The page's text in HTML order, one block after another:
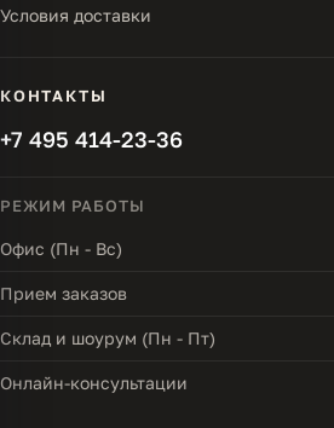
Условия доставки
КОНТАКТЫ
+7 495 414-23-36
РЕЖИМ РАБОТЫ
Офис (Пн - Вс)
Прием заказов
Склад и шоурум (Пн - Пт)
Онлайн-консультации